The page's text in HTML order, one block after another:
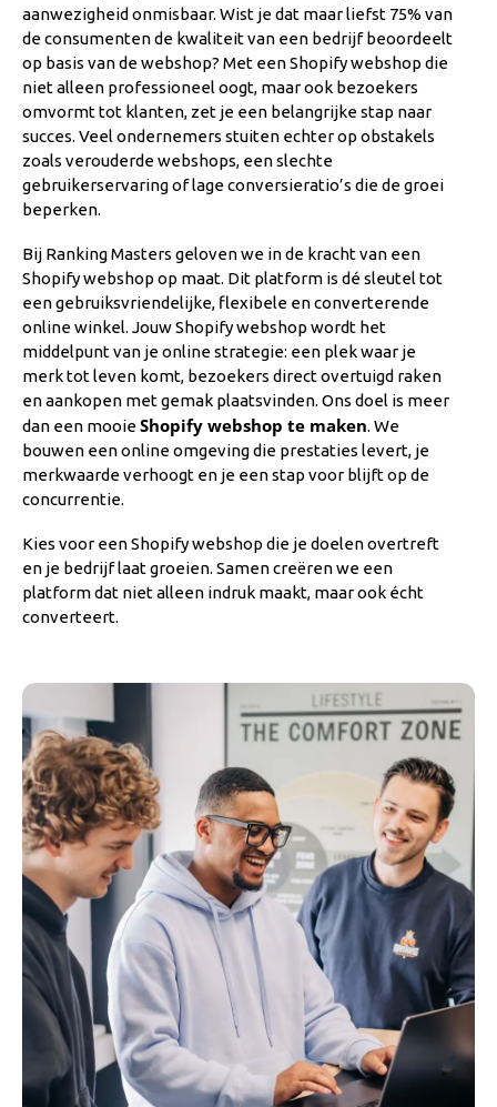
aanwezigheid onmisbaar. Wist je dat maar liefst 75% van
de consumenten de kwaliteit van een bedrijf beoordeelt
op basis van de webshop? Met een Shopify webshop die
niet alleen professioneel oogt, maar ook bezoekers
omvormt tot klanten, zet je een belangrijke stap naar
succes. Veel ondernemers stuiten echter op obstakels
zoals verouderde webshops, een slechte
gebruikerservaring of lage conversieratio’s die de groei
beperken.
Bij Ranking Masters geloven we in de kracht van een
Shopify webshop op maat. Dit platform is dé sleutel tot
een gebruiksvriendelijke, flexibele en converterende
online winkel. Jouw Shopify webshop wordt het
middelpunt van je online strategie: een plek waar je
merk tot leven komt, bezoekers direct overtuigd raken
en aankopen met gemak plaatsvinden. Ons doel is meer
dan een mooieShopify webshop te maken. We
bouwen een online omgeving die prestaties levert, je
merkwaarde verhoogt en je een stap voor blijft op de
concurrentie.
Kies voor een Shopify webshop die je doelen overtreft
en je bedrijf laat groeien. Samen creëren we een
platform dat niet alleen indruk maakt, maar ook écht
converteert.